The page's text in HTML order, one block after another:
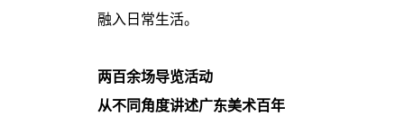
融入日常生活。
两百余场导览活动
从不同角度讲述广东美术百年